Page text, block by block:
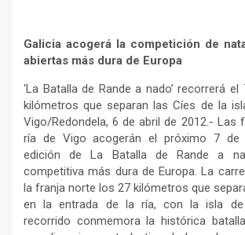
Galicia acogerá la competición de
abiertas más dura de Europa
‘La Batalla de Rande a nado’ recorrerá
kilómetros que separan las Cíes de la
Vigo/Redondela, 6 de abril de 2012.- Las
ría de Vigo acogerán el próximo 7 de
edición de La Batalla de Rande a
competitiva más dura de Europa. La
la franja norte los 27 kilómetros que
en la entrada de la ría, con la isla de
recorrido conmemora la histórica